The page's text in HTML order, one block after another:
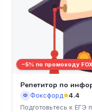
−5% по промокоду
Репетитор по
Ф Фоксфорд 4.4
Подготовьтесь к ЕГЭ